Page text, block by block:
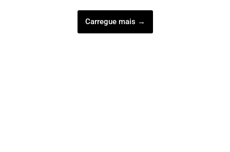
Carregue mais →